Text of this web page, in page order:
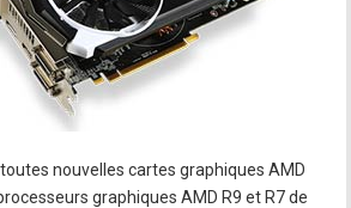
nouvelles cartes graphiques AMD
graphiques AMD R9 et R7 de